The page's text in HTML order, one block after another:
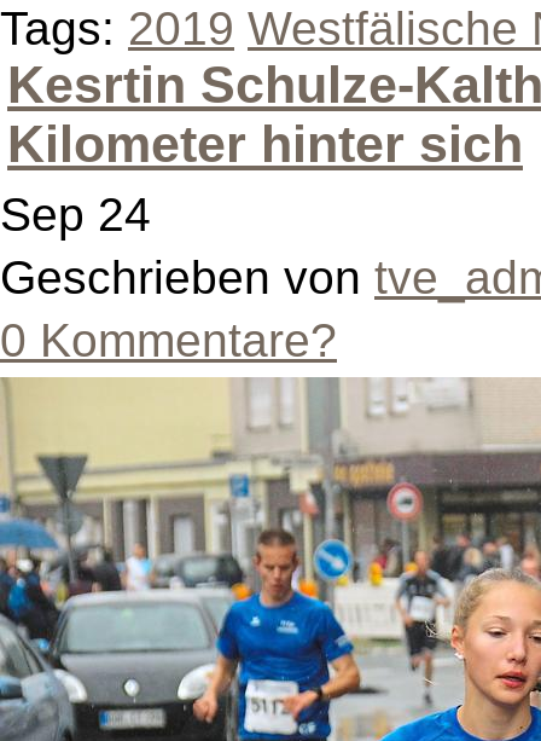
Tags: 2019 Westfälische
Kesrtin Schulze-
Kilometer hinter sich
Sep 24
Geschrieben von
0 Kommentare?